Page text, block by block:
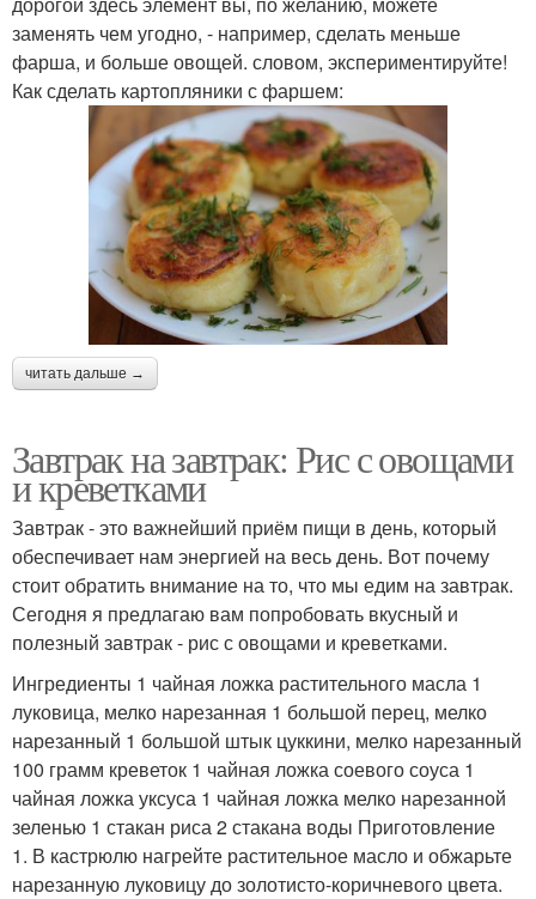
заменять чем угодно, - например, сделать меньше
фарша, и больше овощей. словом, экспериментируйте!
Как сделать картопляники с фаршем:
читать дальше →
Завтрак на завтрак: Рис с овощами
и креветками
Завтрак - это важнейший приём пищи в день, который
обеспечивает нам энергией на весь день. Вот почему
стоит обратить внимание на то, что мы едим на завтрак.
Сегодня я предлагаю вам попробовать вкусный и
полезный завтрак - рис с овощами и креветками.
Ингредиенты 1 чайная ложка растительного масла 1
луковица, мелко нарезанная 1 большой перец, мелко
нарезанный 1 большой штык цуккини, мелко нарезанный
100 грамм креветок 1 чайная ложка соевого соуса 1
чайная ложка уксуса 1 чайная ложка мелко нарезанной
зеленью 1 стакан риса 2 стакана воды Приготовление
1. В кастрюлю нагрейте растительное масло и обжарьте
нарезанную луковицу до золотисто-коричневого цвета.